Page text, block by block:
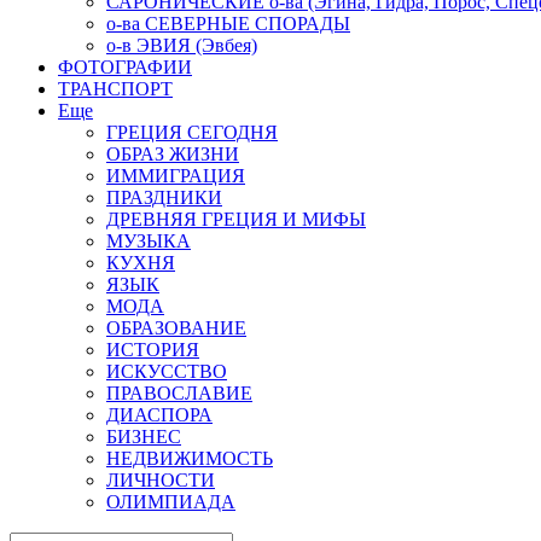
о-ва СЕВЕРНЫЕ СПОРАДЫ
о-в ЭВИЯ (Эвбея)
ФОТОГРАФИИ
ТРАНСПОРТ
Еще
ГРЕЦИЯ СЕГОДНЯ
ОБРАЗ ЖИЗНИ
ИММИГРАЦИЯ
ПРАЗДНИКИ
ДРЕВНЯЯ ГРЕЦИЯ И МИФЫ
МУЗЫКА
КУХНЯ
ЯЗЫК
МОДА
ОБРАЗОВАНИЕ
ИСТОРИЯ
ИСКУССТВО
ПРАВОСЛАВИЕ
ДИАСПОРА
БИЗНЕС
НЕДВИЖИМОСТЬ
ЛИЧНОСТИ
ОЛИМПИАДА